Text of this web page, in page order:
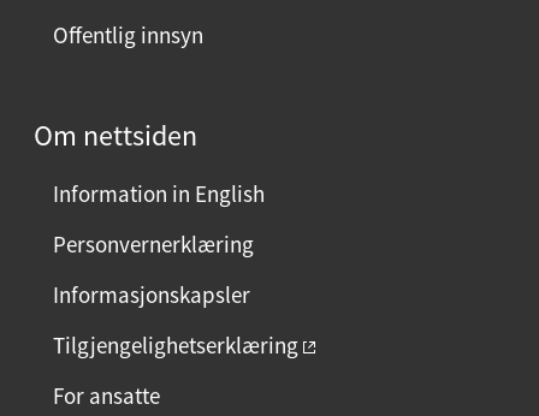
Offentlig innsyn
Om nettsiden
Information in English
Personvernerklæring
Informasjonskapsler
Tilgjengelighetserklæring
For ansatte